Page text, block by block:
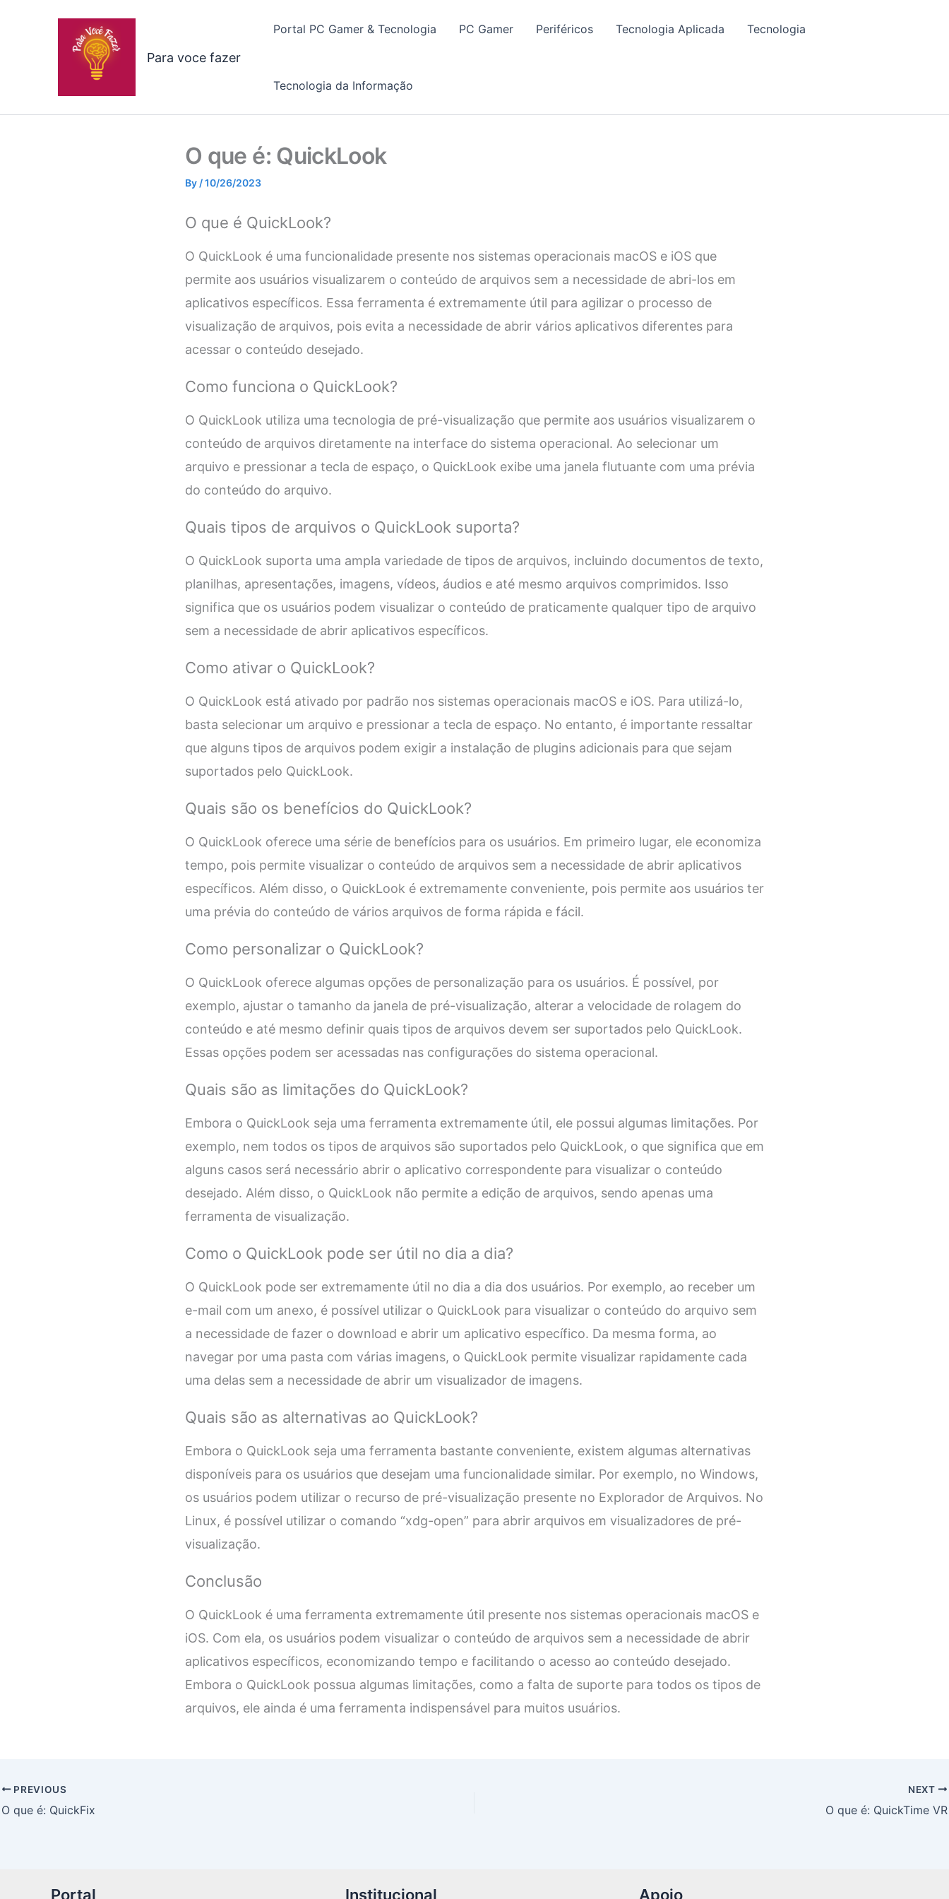
Para voce fazer
Portal PC Gamer & Tecnologia PC Gamer Periféricos Tecnologia Aplicada Tecnologia
Tecnologia da Informação
O que é: QuickLook
By /10/26/2023
O que é QuickLook?
O QuickLook é uma funcionalidade presente nos sistemas operacionais macOS e iOS que
permite aos usuários visualizarem o conteúdo de arquivos sem a necessidade de abri-los em
aplicativos específicos. Essa ferramenta é extremamente útil para agilizar o processo de
visualização de arquivos, pois evita a necessidade de abrir vários aplicativos diferentes para
acessar o conteúdo desejado.
Como funciona o QuickLook?
O QuickLook utiliza uma tecnologia de pré-visualização que permite aos usuários visualizarem o
conteúdo de arquivos diretamente na interface do sistema operacional. Ao selecionar um
arquivo e pressionar a tecla de espaço, o QuickLook exibe uma janela flutuante com uma prévia
do conteúdo do arquivo.
Quais tipos de arquivos o QuickLook suporta?
O QuickLook suporta uma ampla variedade de tipos de arquivos, incluindo documentos de texto,
planilhas, apresentações, imagens, vídeos, áudios e até mesmo arquivos comprimidos. Isso
significa que os usuários podem visualizar o conteúdo de praticamente qualquer tipo de arquivo
sem a necessidade de abrir aplicativos específicos.
Como ativar o QuickLook?
O QuickLook está ativado por padrão nos sistemas operacionais macOS e iOS. Para utilizá-lo,
basta selecionar um arquivo e pressionar a tecla de espaço. No entanto, é importante ressaltar
que alguns tipos de arquivos podem exigir a instalação de plugins adicionais para que sejam
suportados pelo QuickLook.
Quais são os benefícios do QuickLook?
O QuickLook oferece uma série de benefícios para os usuários. Em primeiro lugar, ele economiza
tempo, pois permite visualizar o conteúdo de arquivos sem a necessidade de abrir aplicativos
específicos. Além disso, o QuickLook é extremamente conveniente, pois permite aos usuários ter
uma prévia do conteúdo de vários arquivos de forma rápida e fácil.
Como personalizar o QuickLook?
O QuickLook oferece algumas opções de personalização para os usuários. É possível, por
exemplo, ajustar o tamanho da janela de pré-visualização, alterar a velocidade de rolagem do
conteúdo e até mesmo definir quais tipos de arquivos devem ser suportados pelo QuickLook.
Essas opções podem ser acessadas nas configurações do sistema operacional.
Quais são as limitações do QuickLook?
Embora o QuickLook seja uma ferramenta extremamente útil, ele possui algumas limitações. Por
exemplo, nem todos os tipos de arquivos são suportados pelo QuickLook, o que significa que em
alguns casos será necessário abrir o aplicativo correspondente para visualizar o conteúdo
desejado. Além disso, o QuickLook não permite a edição de arquivos, sendo apenas uma
ferramenta de visualização.
Como o QuickLook pode ser útil no dia a dia?
O QuickLook pode ser extremamente útil no dia a dia dos usuários. Por exemplo, ao receber um
e-mail com um anexo, é possível utilizar o QuickLook para visualizar o conteúdo do arquivo sem
a necessidade de fazer o download e abrir um aplicativo específico. Da mesma forma, ao
navegar por uma pasta com várias imagens, o QuickLook permite visualizar rapidamente cada
uma delas sem a necessidade de abrir um visualizador de imagens.
Quais são as alternativas ao QuickLook?
Embora o QuickLook seja uma ferramenta bastante conveniente, existem algumas alternativas
disponíveis para os usuários que desejam uma funcionalidade similar. Por exemplo, no Windows,
os usuários podem utilizar o recurso de pré-visualização presente no Explorador de Arquivos. No
Linux, é possível utilizar o comando “xdg-open” para abrir arquivos em visualizadores de pré-
visualização.
Conclusão
O QuickLook é uma ferramenta extremamente útil presente nos sistemas operacionais macOS e
iOS. Com ela, os usuários podem visualizar o conteúdo de arquivos sem a necessidade de abrir
aplicativos específicos, economizando tempo e facilitando o acesso ao conteúdo desejado.
Embora o QuickLook possua algumas limitações, como a falta de suporte para todos os tipos de
arquivos, ele ainda é uma ferramenta indispensável para muitos usuários.
PREVIOUS
O que é: QuickFix
NEXT
O que é: QuickTime VR
Portal Institucional Apoio